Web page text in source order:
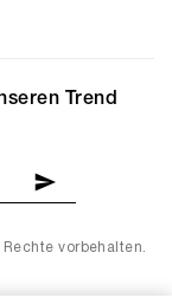
vorbehalten.
Trend